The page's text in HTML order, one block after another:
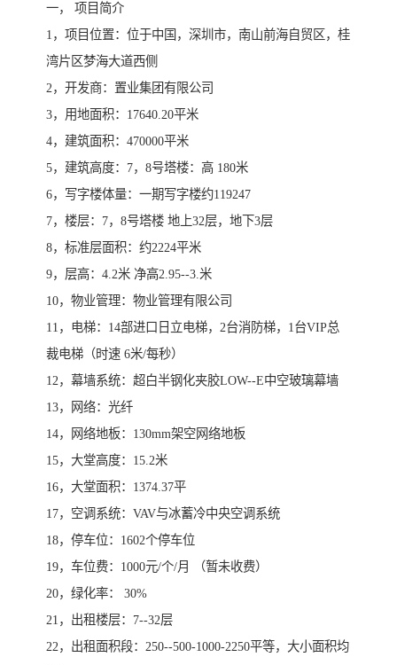
一， 项目简介
1，项目位置：位于中国，深圳市，南山前海自贸区，桂
湾片区梦海大道西侧
2，开发商：置业集团有限公司
3，用地面积：17640.20平米
4，建筑面积：470000平米
5，建筑高度：7，8号塔楼：高 180米
6，写字楼体量：一期写字楼约119247
7，楼层：7，8号塔楼 地上32层，地下3层
8，标准层面积：约2224平米
9，层高：4.2米 净高2.95--3.米
10，物业管理：物业管理有限公司
11，电梯：14部进口日立电梯，2台消防梯，1台VIP总
裁电梯（时速 6米/每秒）
12，幕墙系统：超白半钢化夹胶LOW--E中空玻璃幕墙
13，网络：光纤
14，网络地板：130mm架空网络地板
15，大堂高度：15.2米
16，大堂面积：1374.37平
17，空调系统：VAV与冰蓄冷中央空调系统
18，停车位：1602个停车位
19，车位费：1000元/个/月 （暂未收费）
20，绿化率： 30%
21，出租楼层：7--32层
22，出租面积段：250--500-1000-2250平等，大小面积均